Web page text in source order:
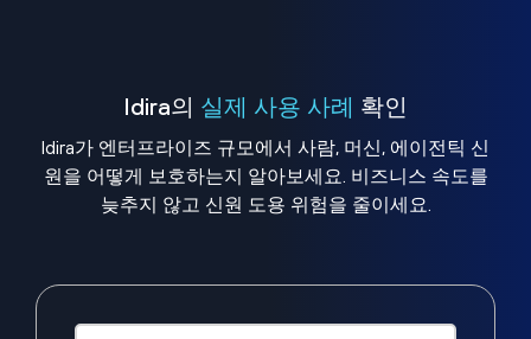
Idira의 실제 사용 사례 확인
Idira가 엔터프라이즈 규모에서 사람, 머신, 에이전틱 신
원을 어떻게 보호하는지 알아보세요. 비즈니스 속도를
늦추지 않고 신원 도용 위험을 줄이세요.